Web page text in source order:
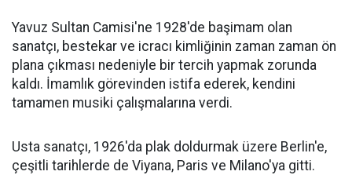
Yavuz Sultan Camisi'ne 1928'de başimam olan
sanatçı, bestekar ve icracı kimliğinin zaman zaman ön
plana çıkması nedeniyle bir tercih yapmak zorunda
kaldı. İmamlık görevinden istifa ederek, kendini
tamamen musiki çalışmalarına verdi.
Usta sanatçı, 1926'da plak doldurmak üzere Berlin'e,
çeşitli tarihlerde de Viyana, Paris ve Milano'ya gitti.